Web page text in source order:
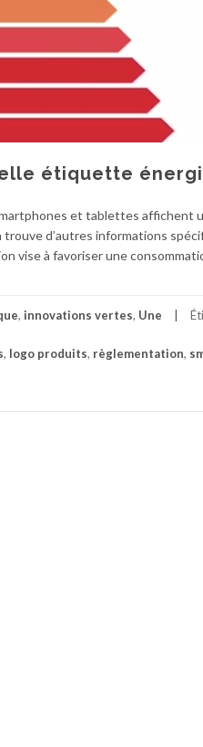
étiquette
et tablettes
d’autres informations
vise à favoriser une
, innovations vertes, Une
, logo produits, règlementation,